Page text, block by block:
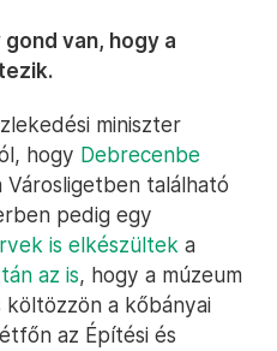
van, hogy a
miniszter
hogy Debrecenbe
Városligetben található
pedig egy
is elkészültek a
az is, hogy a múzeum
költözzön a kőbányai
az Építési és